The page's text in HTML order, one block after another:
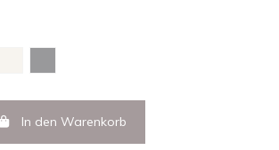
In den Warenkorb